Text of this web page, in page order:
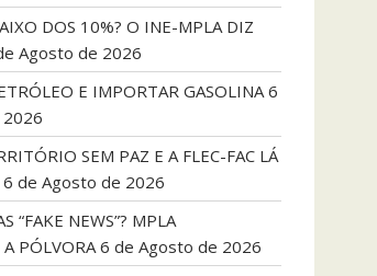
DOS 10%? O INE-MPLA DIZ
Agosto de 2026
E IMPORTAR GASOLINA 6
SEM PAZ E A FLEC-FAC LÁ
6 de Agosto de 2026
“FAKE NEWS”? MPLA
PÓLVORA 6 de Agosto de 2026